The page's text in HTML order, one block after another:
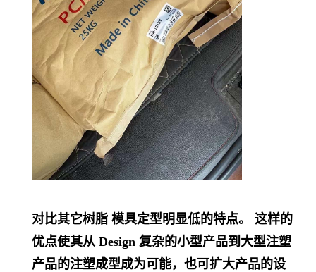
对比其它树脂 模具定型明显低的特点。 这样的
优点使其从 Design 复杂的小型产品到大型注塑
产品的注塑成型成为可能，也可扩大产品的设